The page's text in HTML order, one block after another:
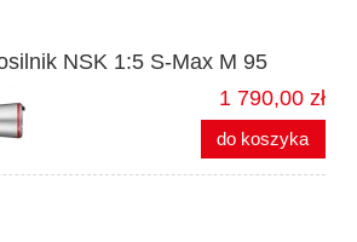
NSK 1:5 S-Max M 95
1 790,00 zł
do koszyka